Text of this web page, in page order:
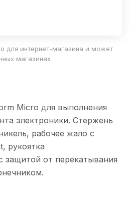
для интернет-магазина и может
магазинах
Micro для выполнения
электроники. Стержень
рабочее жало с
рукоятка
защитой от перекатывания